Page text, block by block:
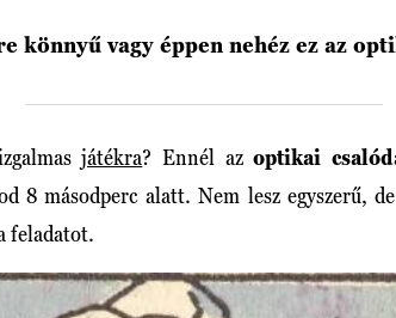
könnyű vagy éppen nehéz ez az
játékra? Ennél azoptikai
8 másodperc alatt. Nem lesz egyszerű,
feladatot.